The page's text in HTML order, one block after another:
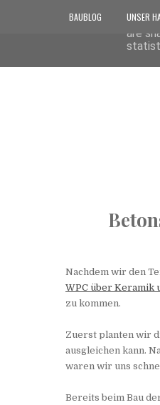
BAUBLOG UNSER
Nachdem wir den
WPC über Keramik
zu kommen.
Zuerst planten wir
ausgleichen kann.
waren wir uns
Bereits beim Bau
This
are